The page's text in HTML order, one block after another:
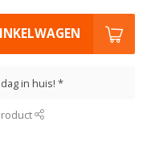
in huis! *